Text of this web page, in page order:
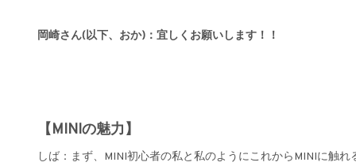
岡崎さん(以下、おか)：宜しくお願いします！！
【MINIの魅力】
しば：まず、MINI初心者の私と私のようにこれからMINIに触れ